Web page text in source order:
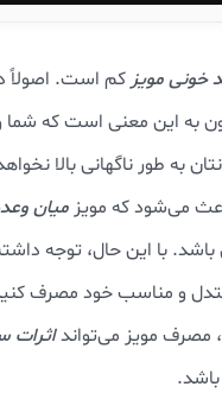
مویز کم است. اصولاً
این معنی است که شما
به طور ناگهانی بالا
می‌شود که مویز میان
باشد. با این حال، توجه
و مناسب خود مصرف
مصرف مویز می‌توانداثرات